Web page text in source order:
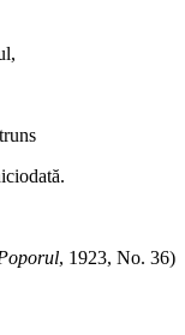
, 1923, No. 36)